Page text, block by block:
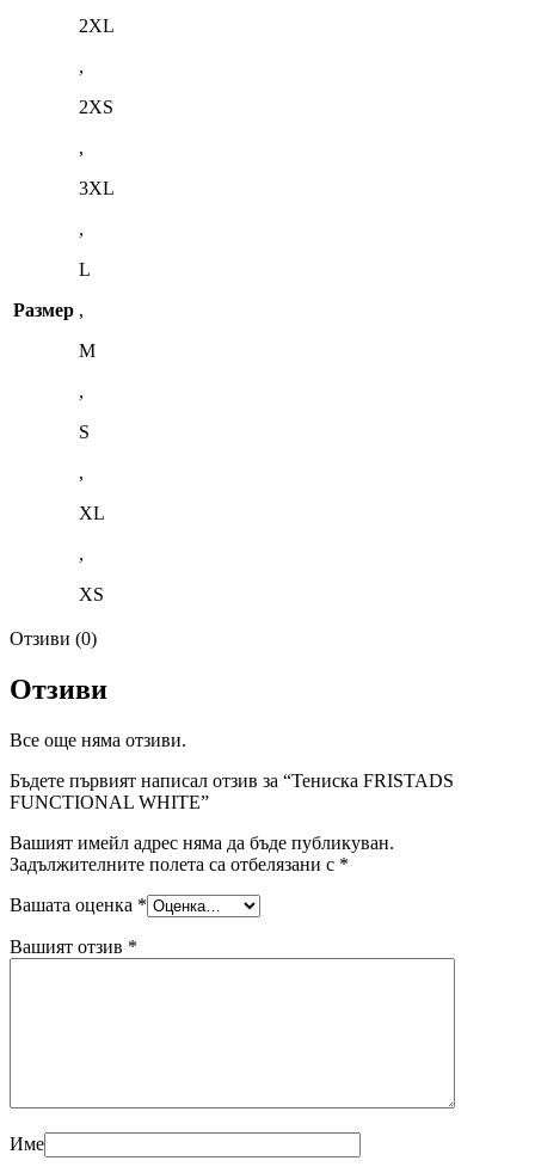
Размер
2XL
,
2XS
,
3XL
,
L
,
M
,
S
,
XL
,
XS
Отзиви (0)
Отзиви
Все още няма отзиви.
Бъдете първият написал отзив за “Тениска FRISTADS
FUNCTIONAL WHITE”
Вашият имейл адрес няма да бъде публикуван.
Задължителните полета са отбелязани с *
Вашата оценка *
Вашият отзив *
Име